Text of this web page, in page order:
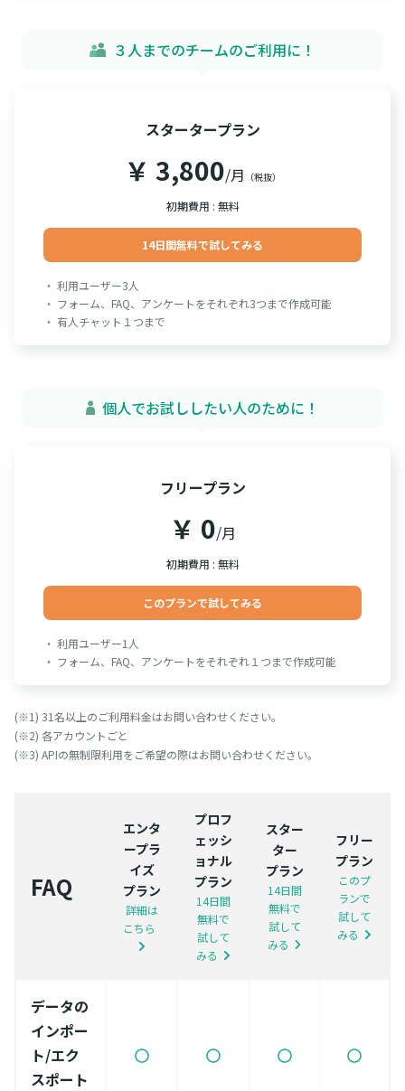
３人までのチームのご利用に！
スタータープラン
￥ 3,800/月 （税抜）
初期費用 : 無料
14日間無料で試してみる
・ 利用ユーザー3人
・ フォーム、FAQ、アンケートをそれぞれ3つまで作成可能
・ 有人チャット１つまで
個人でお試ししたい人のために！
フリープラン
￥ 0/月
初期費用 : 無料
このプランで試してみる
・ 利用ユーザー1人
・ フォーム、FAQ、アンケートをそれぞれ１つまで作成可能
(※1) 31名以上のご利用料金はお問い合わせください。
(※2) 各アカウントごと
(※3) APIの無制限利用をご希望の際はお問い合わせください。
FAQ
エンタ
ープラ
イズ
プラン
詳細は
こちら
プロフ
ェッシ
ョナル
プラン
14日間
無料で
試して
みる
スター
ター
プラン
14日間
無料で
試して
みる
フリー
プラン
このプ
ランで
試して
みる
データの
インポー
ト/エク
スポート